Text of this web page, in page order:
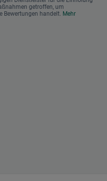
getroffen, um
Bewertungen handelt. Mehr